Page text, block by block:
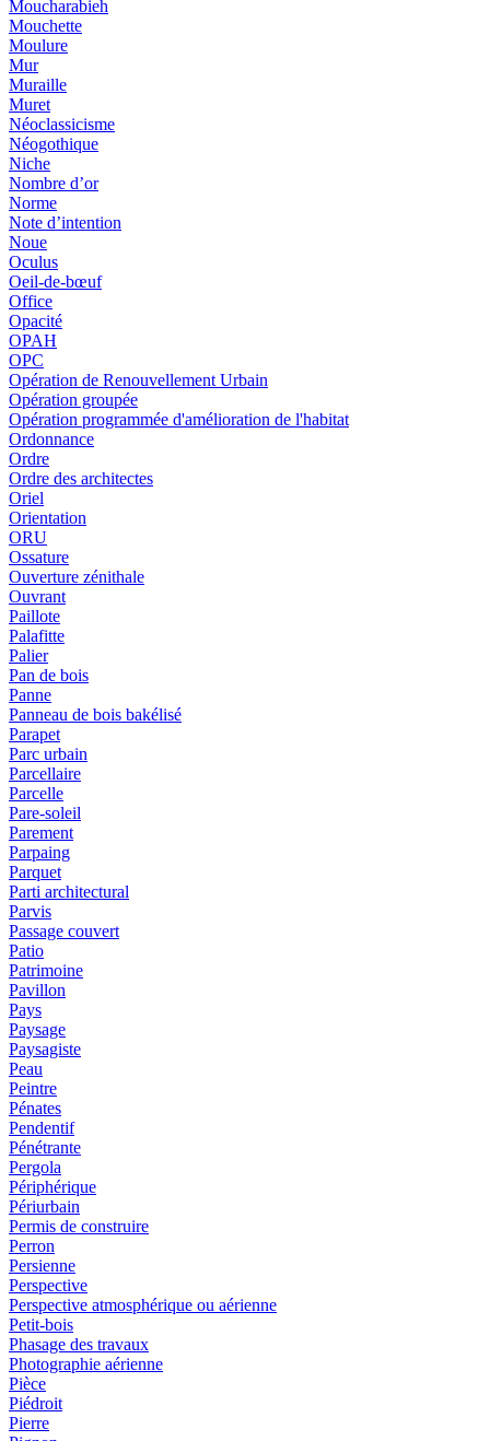
Moucharabieh
Mouchette
Moulure
Mur
Muraille
Muret
Néoclassicisme
Néogothique
Niche
Nombre d’or
Norme
Note d’intention
Noue
Oculus
Oeil-de-bœuf
Office
Opacité
OPAH
OPC
Opération de Renouvellement Urbain
Opération groupée
Opération programmée d'amélioration de l'habitat
Ordonnance
Ordre
Ordre des architectes
Oriel
Orientation
ORU
Ossature
Ouverture zénithale
Ouvrant
Paillote
Palafitte
Palier
Pan de bois
Panne
Panneau de bois bakélisé
Parapet
Parc urbain
Parcellaire
Parcelle
Pare-soleil
Parement
Parpaing
Parquet
Parti architectural
Parvis
Passage couvert
Patio
Patrimoine
Pavillon
Pays
Paysage
Paysagiste
Peau
Peintre
Pénates
Pendentif
Pénétrante
Pergola
Périphérique
Périurbain
Permis de construire
Perron
Persienne
Perspective
Perspective atmosphérique ou aérienne
Petit-bois
Phasage des travaux
Photographie aérienne
Pièce
Piédroit
Pierre